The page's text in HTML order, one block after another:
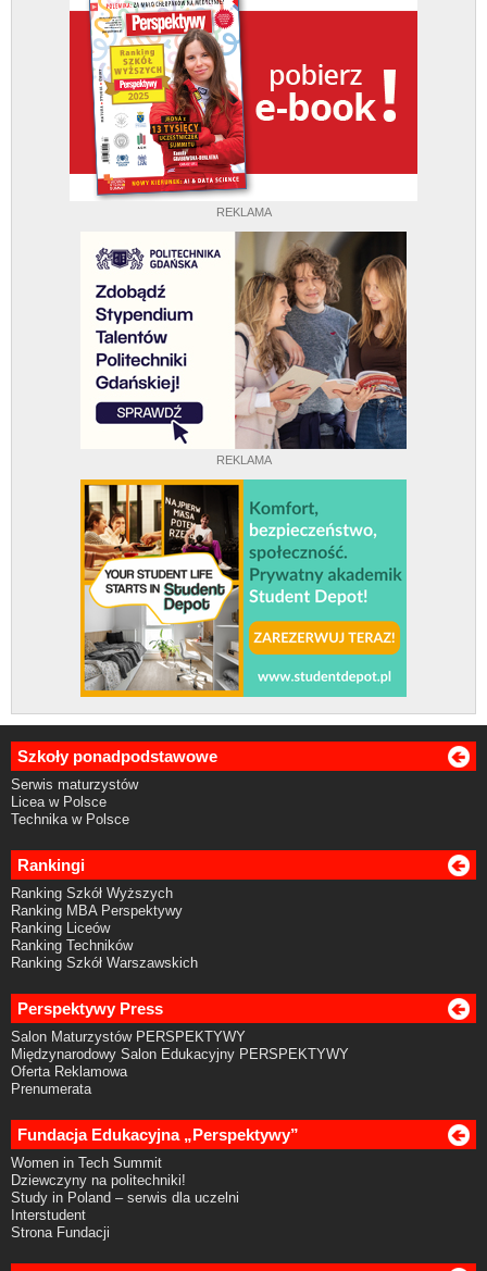
REKLAMA
REKLAMA
Szkoły ponadpodstawowe
Serwis maturzystów
Licea w Polsce
Technika w Polsce
Rankingi
Ranking Szkół Wyższych
Ranking MBA Perspektywy
Ranking Liceów
Ranking Techników
Ranking Szkół Warszawskich
Perspektywy Press
Salon Maturzystów PERSPEKTYWY
Międzynarodowy Salon Edukacyjny PERSPEKTYWY
Oferta Reklamowa
Prenumerata
Fundacja Edukacyjna „Perspektywy”
Women in Tech Summit
Dziewczyny na politechniki!
Study in Poland – serwis dla uczelni
Interstudent
Strona Fundacji